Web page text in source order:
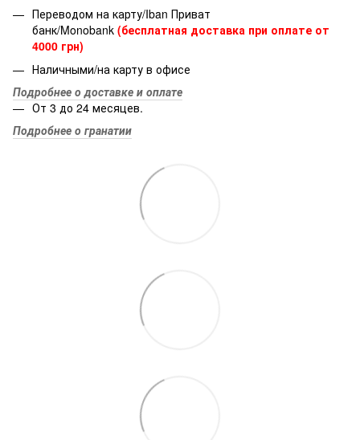
Переводом на карту/Iban Приват
банк/Monobank (бесплатная доставка при оплате от
4000 грн)
Наличными/на карту в офисе
Подробнее о доставке и оплате
От 3 до 24 месяцев.
Подробнее о гранатии